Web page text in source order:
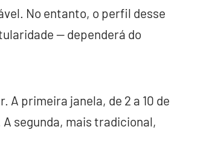
No entanto, o perfil desse
— dependerá do
primeira janela, de 2 a 10 de
A segunda, mais tradicional,